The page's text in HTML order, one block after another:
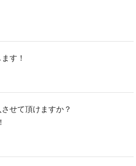
す！
せて頂けますか？